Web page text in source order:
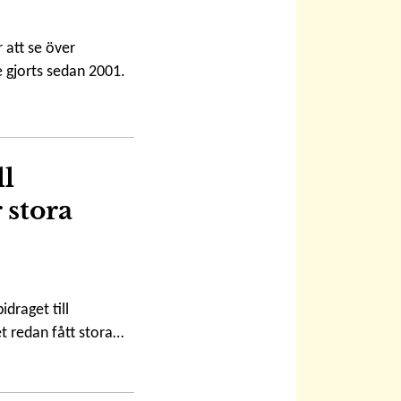
att se över
sedan 2001.
stora
till
redan fått stora…